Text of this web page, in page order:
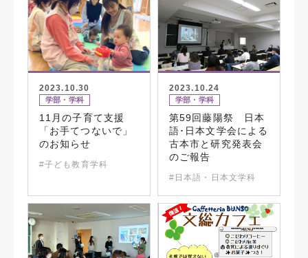
2023.10.30
学部・学科
11月の子育て支援
「お手てつないで」
のお知らせ
#子ども教育学科
2023.10.24
学部・学科
第59回藤陽祭 日本
語･日本文学会による
古本市と研究発表会
のご報告
#日本語・日本文学科